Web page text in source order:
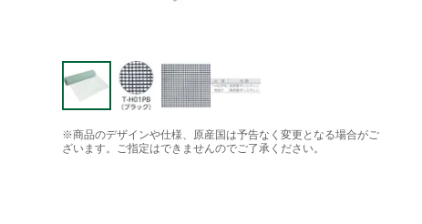
※商品のデザインや仕様、原産国は予告なく変更となる場合がご
ざいます。ご指定はできませんのでご了承ください。